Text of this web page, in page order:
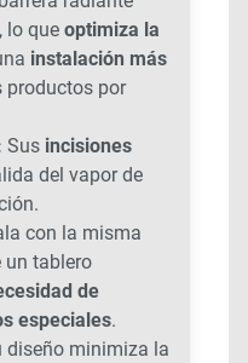
lo que optimiza la
instalación más
productos por
Sus incisiones
del vapor de
con la misma
un tablero
de
especiales.
diseño minimiza la